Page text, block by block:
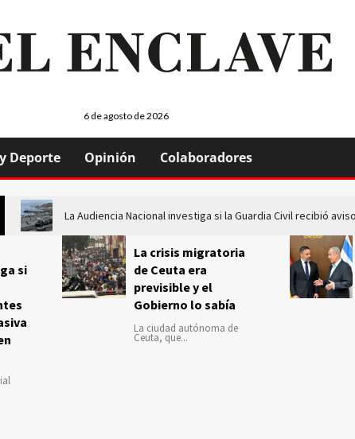
6 de agosto de 2026
Deporte Opinión Colaboradores
La Audiencia Nacional investiga si la Guardia Civil recibió
si
La crisis migratoria
de Ceuta era
previsible y el
Gobierno lo sabía
La ciudad autónoma de
Ceuta, que...